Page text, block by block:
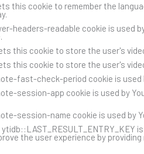
this cookie to remember the
headers-readable cookie is used
this cookie to store the user's
this cookie to store the user's
fast-check-period cookie is used
session-app cookie is used by
session-name cookie is used by
the user experience by